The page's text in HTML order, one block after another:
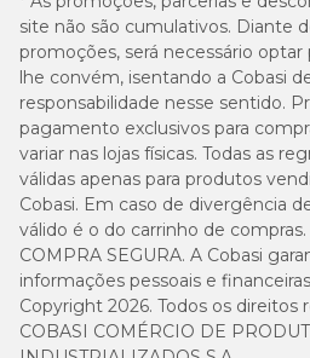
site não são cumulativos. Diante
promoções, será necessário
lhe convém, isentando a Cobasi
responsabilidade nesse sentido.
pagamento exclusivos para
variar nas lojas físicas. Todas as
válidas apenas para produtos
Cobasi. Em caso de divergência
válido é o do carrinho de compras.
COMPRA SEGURA. A Cobasi
informações pessoais e
Copyright 2026. Todos os direitos
COBASI COMÉRCIO DE